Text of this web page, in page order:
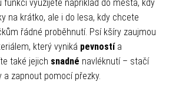
funkci využijete například do města, kdy
na krátko, ale i do lesa, kdy chcete
řádné proběhnutí. Psí kšíry zaujmou
který vyniká pevnostía
také jejich snadné navléknutí – stačí
zapnout pomocí přezky.